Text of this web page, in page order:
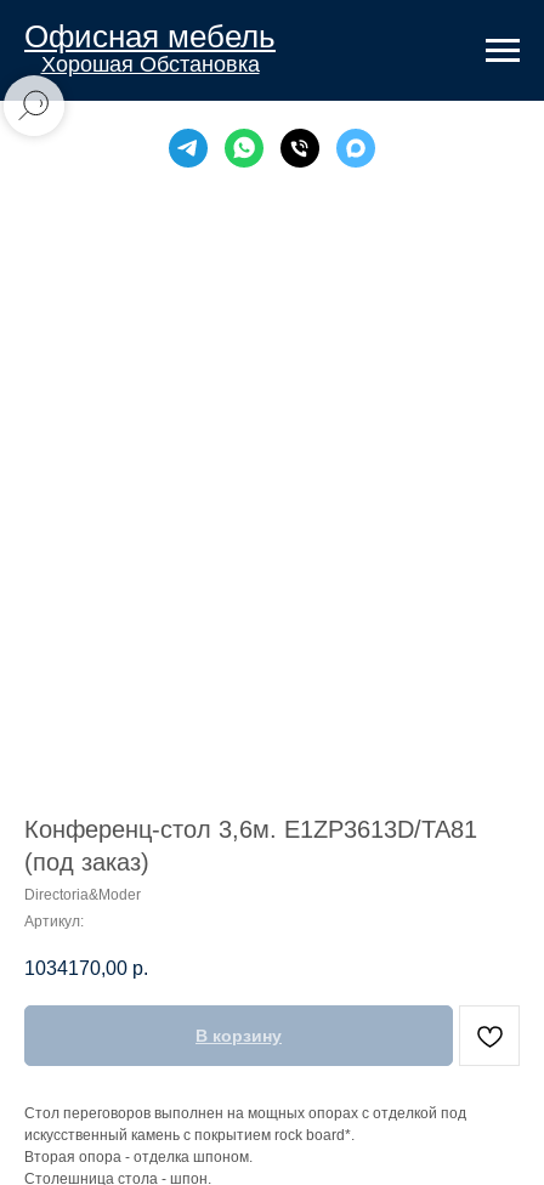
Офисная мебель
Хорошая Обстановка
Конференц-стол 3,6м. E1ZP3613D/TA81
(под заказ)
Directoria&Moder
Артикул:
1034170,00 р.
В корзину
Стол переговоров выполнен на мощных опорах с отделкой под
искусственный камень с покрытием rock board*.
Вторая опора - отделка шпоном.
Столешница стола - шпон.